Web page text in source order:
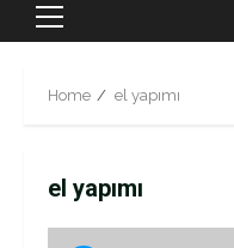
Primary
Home el yapımı
el yapımı